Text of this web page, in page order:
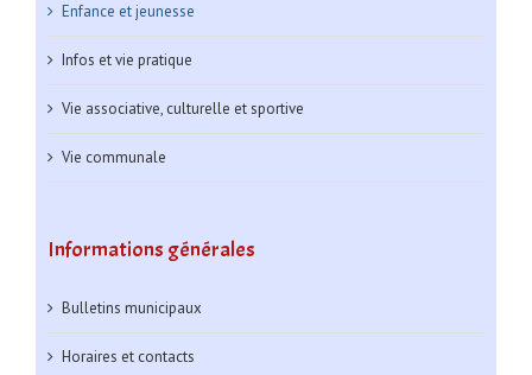
Enfance et jeunesse
Infos et vie pratique
Vie associative, culturelle et sportive
Vie communale
Informations générales
Bulletins municipaux
Horaires et contacts